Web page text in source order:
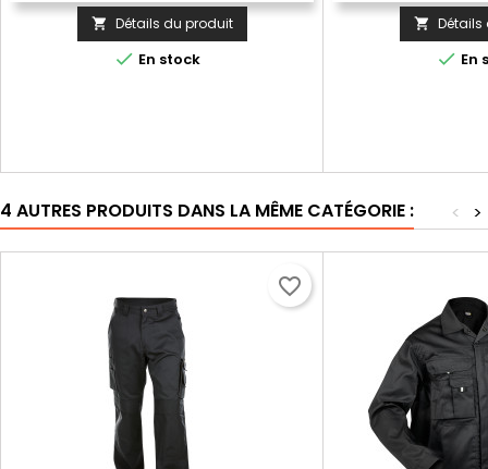
 Détails du produit
 En stock
 Détails
 En
4 AUTRES PRODUITS DANS LA MÊME CATÉGORIE : >
<
favorite_border